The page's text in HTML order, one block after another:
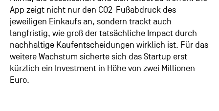
App zeigt nicht nur den CO2-Fußabdruck des
jeweiligen Einkaufs an, sondern trackt auch
langfristig, wie groß der tatsächliche Impact durch
nachhaltige Kaufentscheidungen wirklich ist. Für das
weitere Wachstum sicherte sich das Startup erst
kürzlich ein Investment in Höhe von zwei Millionen
Euro.